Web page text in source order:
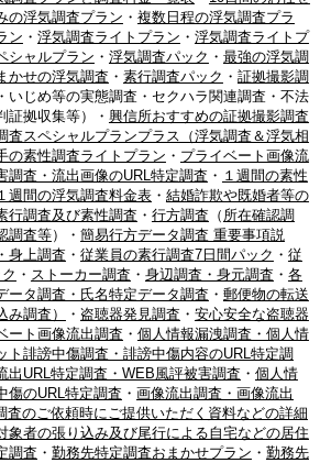
の浮気調査プラン ・ 複数日程の浮気調査プラ
ン ・ 浮気調査ライトプラン ・ 浮気調査ライトプ
シャルプラン ・ 浮気調査パック ・ 最強の浮気調
かせの浮気調査 ・ 素行調査パック ・ 証拠撮影調
いじめ等の実態調査・セクハラ関連調査・不法
証拠収集等）・ 興信所おすすめの証拠撮影調査
査スペシャルプランプラス（浮気調査＆浮気相
の素性調査ライトプラン ・ プライベート画像流
調査・流出画像のURL特定調査 ・ １週間の素性
週間の浮気調査料金表・ 結婚詐欺や既婚者等の
行調査及び素性調査 ・ 行方調査 （ 所在確認調
調査等）・ 簡易行方データ調査 重要事項説
身上調査 ・ 従業員の素行調査7日間パック ・ 従
・ ストーカー調査 ・ 身辺調査・身元調査 ・ 各
ータ調査・氏名特定データ調査 ・ 郵便物の転送
調査） ・ 盗聴器発見調査 ・ 安心安全な盗聴器
ート画像流出調査 ・ 個人情報漏洩調査・個人情
ト誹謗中傷調査・誹謗中傷内容のURL特定調
出URL特定調査・WEB風評被害調査 ・ 個人情
傷のURL特定調査 ・ 画像流出調査・画像流出
査のご依頼時にご提供いただく資料などの詳細
象者の張り込み及び尾行による自宅などの居住
調査 ・ 勤務先特定調査おまかせプラン ・ 勤務先